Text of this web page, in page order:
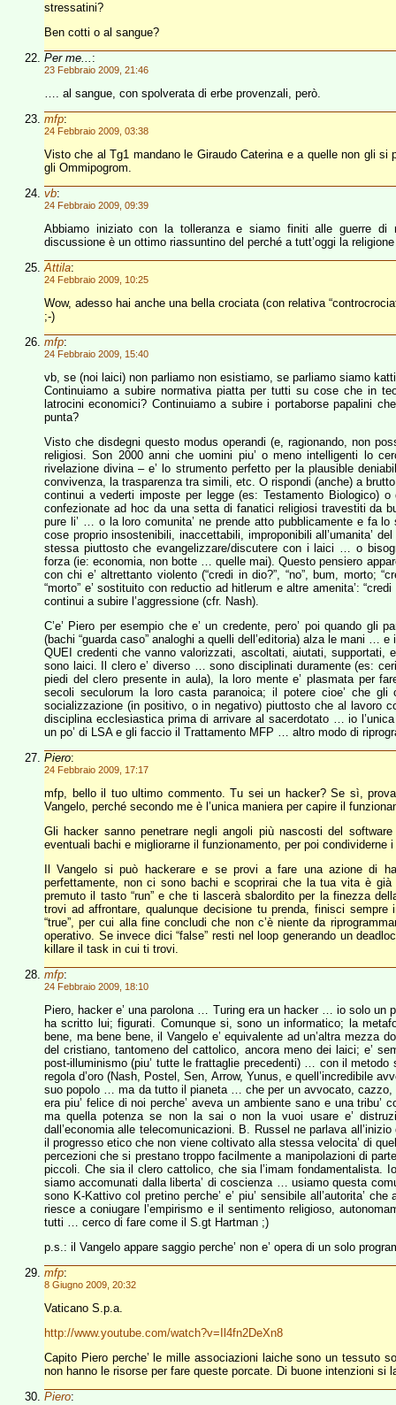
stressatini?
Ben cotti o al sangue?
Per me... :
23 Febbraio 2009, 21:46
…. al sangue, con spolverata di erbe provenzali, però.
mfp:
24 Febbraio 2009, 03:38
Visto che al Tg1 mandano le Giraudo Caterina e a quelle non gli
gli Ommipogrom.
vb:
24 Febbraio 2009, 09:39
Abbiamo iniziato con la tolleranza e siamo finiti alle guerre
discussione è un ottimo riassuntino del perché a tutt’oggi la
Attila:
24 Febbraio 2009, 10:25
Wow, adesso hai anche una bella crociata (con relativa
;-)
mfp:
24 Febbraio 2009, 15:40
vb, se (noi laici) non parliamo non esistiamo, se parliamo siamo
Continuiamo a subire normativa piatta per tutti su cose che in
latrocini economici? Continuiamo a subire i portaborse papalini
punta?
Visto che disdegni questo modus operandi (e, ragionando, non
religiosi. Son 2000 anni che uomini piu’ o meno intelligenti lo
rivelazione divina – e’ lo strumento perfetto per la plausible
convivenza, la trasparenza tra simili, etc. O rispondi (anche) a
continui a vederti imposte per legge (es: Testamento Biologico)
confezionate ad hoc da una setta di fanatici religiosi travestiti da
pure li’ … o la loro comunita’ ne prende atto pubblicamente e fa
cose proprio insostenibili, inaccettabili, improponibili all’umanita’
stessa piuttosto che evangelizzare/discutere con i laici … o
forza (ie: economia, non botte … quelle mai). Questo pensiero
con chi e’ altrettanto violento (“credi in dio?”, “no”, bum, morto;
“morto” e’ sostituito con reductio ad hitlerum e altre amenita’:
continui a subire l’aggressione (cfr. Nash).
C’e’ Piero per esempio che e’ un credente, pero’ poi quando gli
(bachi “guarda caso” analoghi a quelli dell’editoria) alza le mani
QUEI credenti che vanno valorizzati, ascoltati, aiutati, supportati,
sono laici. Il clero e’ diverso … sono disciplinati duramente (es:
piedi del clero presente in aula), la loro mente e’ plasmata per
secoli seculorum la loro casta paranoica; il potere cioe’ che
socializzazione (in positivo, o in negativo) piuttosto che al lavoro
disciplina ecclesiastica prima di arrivare al sacerdotato … io
un po’ di LSA e gli faccio il Trattamento MFP … altro modo di
Piero:
24 Febbraio 2009, 17:17
mfp, bello il tuo ultimo commento. Tu sei un hacker? Se sì,
Vangelo, perché secondo me è l’unica maniera per capire il
Gli hacker sanno penetrare negli angoli più nascosti del
eventuali bachi e migliorarne il funzionamento, per poi condividerne
Il Vangelo si può hackerare e se provi a fare una azione di
perfettamente, non ci sono bachi e scoprirai che la tua vita è
premuto il tasto “run” e che ti lascerà sbalordito per la finezza
trovi ad affrontare, qualunque decisione tu prenda, finisci
“true”, per cui alla fine concludi che non c’è niente da
operativo. Se invece dici “false” resti nel loop generando un
killare il task in cui ti trovi.
mfp:
24 Febbraio 2009, 18:10
Piero, hacker e’ una parolona … Turing era un hacker … io solo un
ha scritto lui; figurati. Comunque si, sono un informatico; la
bene, ma bene bene, il Vangelo e’ equivalente ad un’altra mezza
del cristiano, tantomeno del cattolico, ancora meno dei laici; e’
post-illuminismo (piu’ tutte le frattaglie precedenti) … con il
regola d’oro (Nash, Postel, Sen, Arrow, Yunus, e quell’incredibile
suo popolo … ma da tutto il pianeta … che per un avvocato, cazzo,
era piu’ felice di noi perche’ aveva un ambiente sano e una tribu’
ma quella potenza se non la sai o non la vuoi usare e’
dall’economia alle telecomunicazioni. B. Russel ne parlava
il progresso etico che non viene coltivato alla stessa velocita’ di
percezioni che si prestano troppo facilmente a manipolazioni di
piccoli. Che sia il clero cattolico, che sia l’imam fondamentalista.
siamo accomunati dalla liberta’ di coscienza … usiamo questa
sono K-Kattivo col pretino perche’ e’ piu’ sensibile all’autorita’
riesce a coniugare l’empirismo e il sentimento religioso,
tutti … cerco di fare come il S.gt Hartman ;)
p.s.: il Vangelo appare saggio perche’ non e’ opera di un solo
mfp:
8 Giugno 2009, 20:32
Vaticano S.p.a.
http://www.youtube.com/watch?v=Il4fn2DeXn8
Capito Piero perche’ le mille associazioni laiche sono un tessuto
non hanno le risorse per fare queste porcate. Di buone intenzioni
Piero: